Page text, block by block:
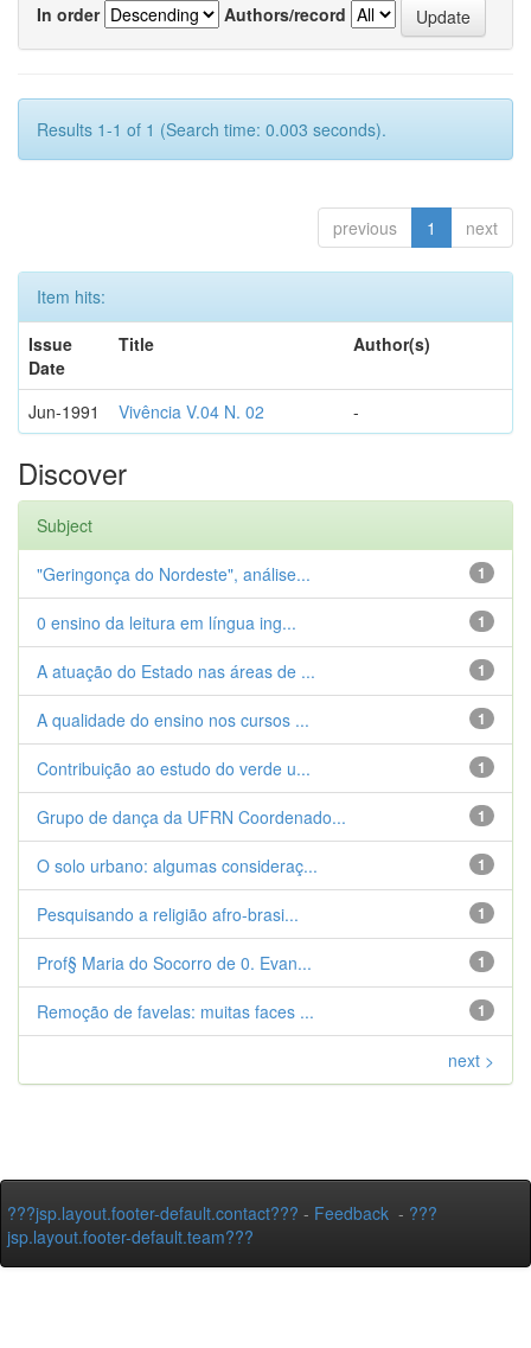
In order
Authors/record
Results 1-1 of 1 (Search time: 0.003 seconds).
previous 1 next
Item hits:
Issue
Date
Title Author(s)
Jun-1991 Vivência V.04 N. 02 -
Discover
Subject
1
"Geringonça do Nordeste", análise...
1
0 ensino da leitura em língua ing...
1
A atuação do Estado nas áreas de ...
1
A qualidade do ensino nos cursos ...
1
Contribuição ao estudo do verde u...
1
Grupo de dança da UFRN Coordenado...
1
O solo urbano: algumas consideraç...
1
Pesquisando a religião afro-brasi...
1
Prof§ Maria do Socorro de 0. Evan...
1
Remoção de favelas: muitas faces ...
next >
???jsp.layout.footer-default.contact??? - Feedback - ???
jsp.layout.footer-default.team???